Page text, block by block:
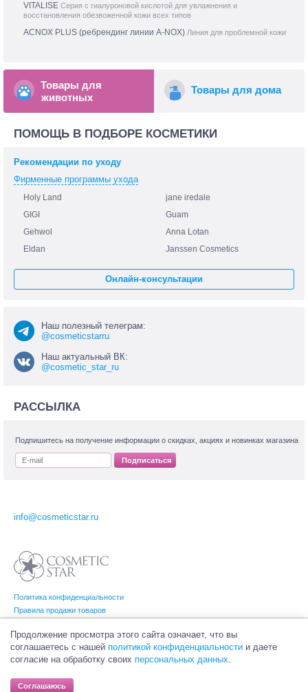
VITALISE Серия с гиалуроновой кислотой для увлажнения и
восстановления обезвоженной кожи всех типов
ACNOX PLUS (ребрендинг линии A-NOX) Линия для проблемной кожи
Товары для
животных
Товары для дома
ПОМОЩЬ В ПОДБОРЕ КОСМЕТИКИ
Рекомендации по уходу
Фирменные программы ухода
Holy Land
jane iredale
GIGI
Guam
Gehwol
Anna Lotan
Eldan
Janssen Cosmetics
Онлайн-консультации
Наш полезный телеграм:
@cosmeticstarru
Наш актуальный ВК:
@cosmetic_star_ru
РАССЫЛКА
Подпишитесь на получение информации о скидках, акциях и новинках магазина
Подписаться
Политика конфиденциальности
Правила продажи товаров
info@cosmeticstar.ru
(Косметик Стар). Все права на товарные знаки принадлежат их законным
владельцам.
Продолжение просмотра этого сайта означает, что вы
соглашаетесь с нашей политикой конфиденциальности и даете
согласие на обработку своих персональных данных.
Соглашаюсь